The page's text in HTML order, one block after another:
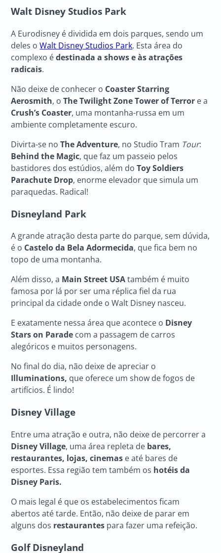
Walt Disney Studios Park
A Eurodisney é dividida em dois parques, sendo um
deles oWalt Disney Studios Park. Esta área do
complexo édestinada a shows e às atrações
radicais.
Não deixe de conhecer o Coaster Starring
Aerosmith, oThe Twilight Zone Tower of Terror e a
Crush’s Coaster, uma montanha-russa em um
ambiente completamente escuro.
Divirta-se noThe Adventure, no Studio Tram Tour:
Behind the Magic, que faz um passeio pelos
bastidores dos estúdios, além doToy Soldiers
Parachute Drop, enorme elevador que simula um
paraquedas. Radical!
Disneyland Park
A grande atração desta parte do parque, sem dúvida,
é o Castelo da Bela Adormecida, que fica bem no
topo de uma montanha.
Além disso, a Main Street USAtambém é muito
famosa por lá por ser uma réplica fiel da rua
principal da cidade onde o Walt Disney nasceu.
E exatamente nessa área que acontece o Disney
Stars on Parade com a passagem de carros
alegóricos e muitos personagens.
No final do dia, não deixe de apreciar o
Illuminations, que oferece um show de fogos de
artifícios. É lindo!
Disney Village
Entre uma atração e outra, não deixe de percorrer a
Disney Village, uma área repleta de bares,
restaurantes, lojas, cinemas e até bares de
esportes. Essa região tem também os hotéis da
Disney Paris.
O mais legal é que os estabelecimentos ficam
abertos até tarde. Então, não deixe de parar em
alguns dos restaurantes para fazer uma refeição.
Golf Disneyland